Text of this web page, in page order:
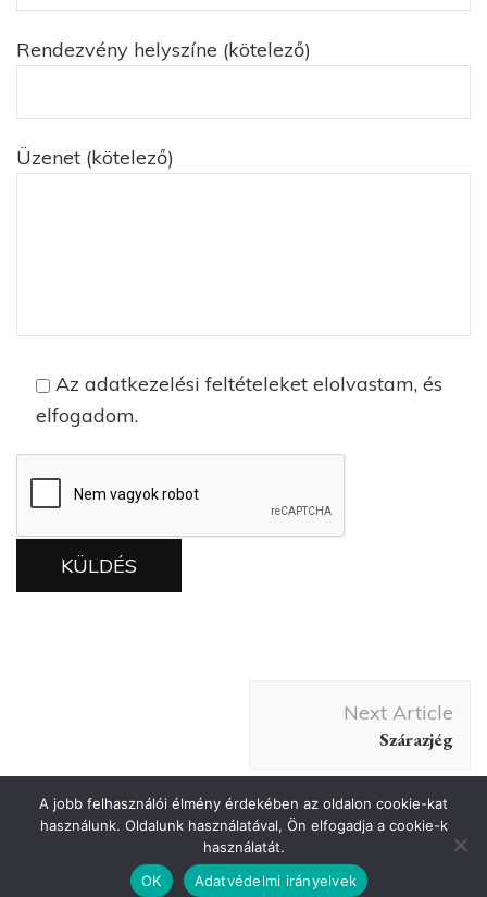
Rendezvény helyszíne (kötelező)
Üzenet (kötelező)
Az adatkezelési feltételeket elolvastam, és
elfogadom.
Next Article
Szárazjég
Szárazjég esküvőre.
Oldalt készítette We Are
Digital |FejelesztőOSN.
A jobb felhasználói élmény érdekében az oldalon cookie-kat
használunk. Oldalunk használatával, Ön elfogadja a cookie-k
használatát.
OK
Adatvédelmi irányelvek